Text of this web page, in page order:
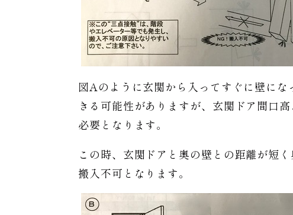
図Aのように玄関から入ってすぐに壁に
きる可能性がありますが、玄関ドア間口
必要となります。
この時、玄関ドアと奥の壁との距離が短
搬入不可となります。